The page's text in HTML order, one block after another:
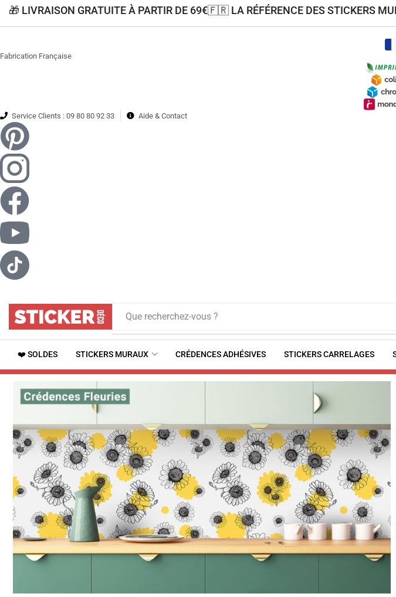
🎁 LIVRAISON GRATUITE À PARTIR DE 69€🇫🇷 LA RÉFÉRENCE DES STICKERS
Fabrication Française
Service Clients : 09 80 80 92 33 Aide & Contact
Que recherchez-vous ?
❤️ SOLDES STICKERS MURAUX CRÉDENCES ADHÉSIVES STICKERS CARRELAGES